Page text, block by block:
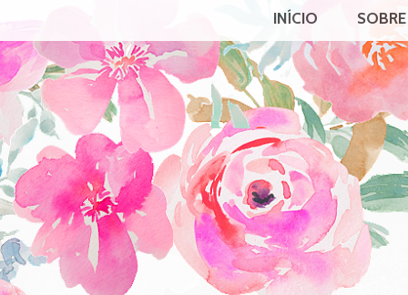
INÍCIO SOBRE